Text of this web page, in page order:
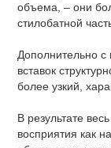
объема, – они
стилобатной
Дополнительно
вставок
более узкий,
В результате
восприятия как